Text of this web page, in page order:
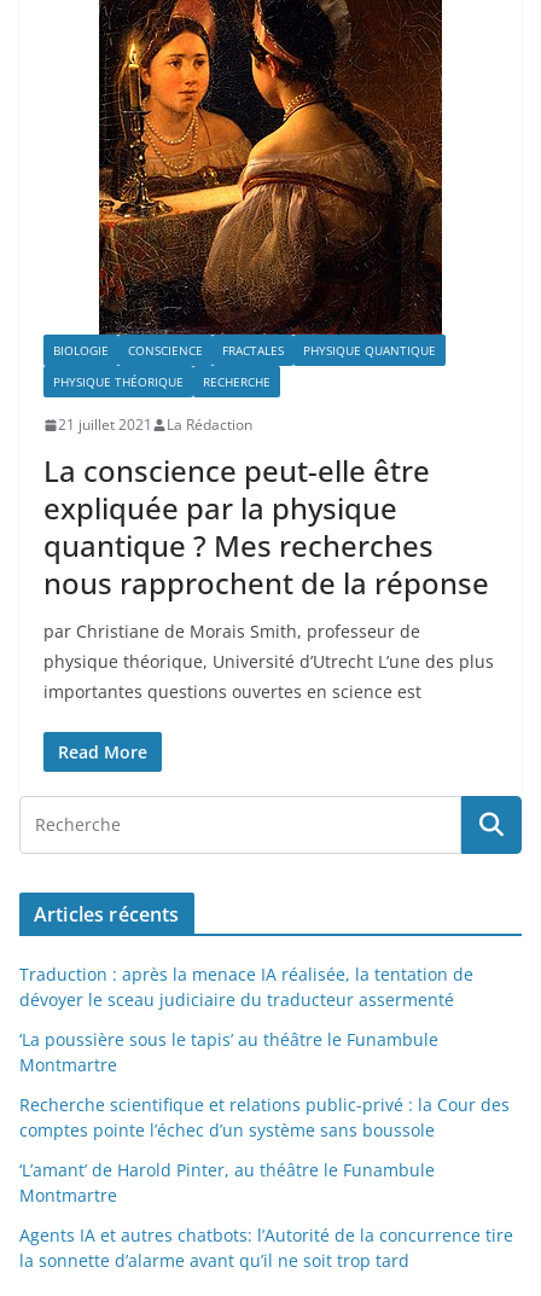
BIOLOGIE CONSCIENCE FRACTALES
PHYSIQUE QUANTIQUE
PHYSIQUE THÉORIQUE
RECHERCHE
21 juillet 2021 La Rédaction
La conscience peut-elle être
expliquée par la physique
quantique ? Mes recherches
nous rapprochent de la réponse
par Christiane de Morais Smith, professeur de
physique théorique, Université d’Utrecht L’une des plus
importantes questions ouvertes en science est
Read More
Articles récents
Traduction : après la menace IA réalisée, la tentation de
dévoyer le sceau judiciaire du traducteur assermenté
‘La poussière sous le tapis’ au théâtre le Funambule
Montmartre
Recherche scientifique et relations public-privé : la Cour des
comptes pointe l’échec d’un système sans boussole
‘L’amant’ de Harold Pinter, au théâtre le Funambule
Montmartre
Agents IA et autres chatbots: l’Autorité de la concurrence tire
la sonnette d’alarme avant qu’il ne soit trop tard